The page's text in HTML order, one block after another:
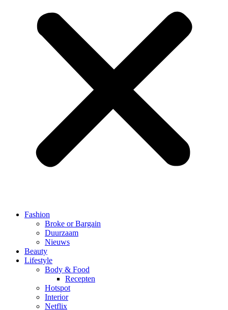
Fashion
Broke or Bargain
Duurzaam
Nieuws
Beauty
Lifestyle
Body & Food
Recepten
Hotspot
Interior
Netflix